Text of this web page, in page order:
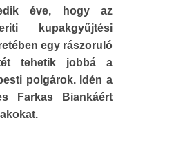
éve, hogy az
kupakgyűjtési
egy rászoruló
tehetik jobbá a
polgárok. Idén a
Farkas Biankáért